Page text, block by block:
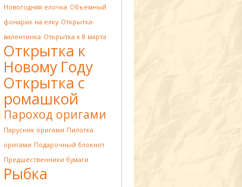
Новогодняя елочка Объемный
фонарик на елку Открытка-
валентинка Открытка к 8 марта
Открытка к
Новому Году
Открытка с
ромашкой
Пароход оригами
Парусник оригами Пилотка
оригами Подарочный блокнот
Предшественники бумаги
Рыбка